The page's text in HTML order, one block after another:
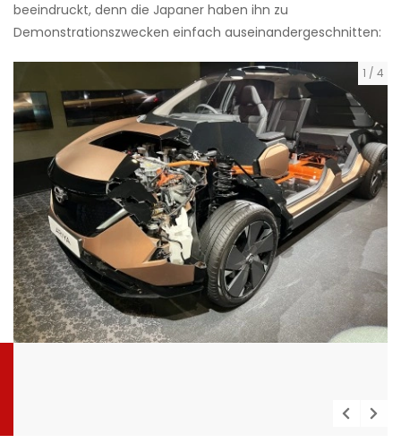
beeindruckt, denn die Japaner haben ihn zu
Demonstrationszwecken einfach auseinandergeschnitten:
1 / 4